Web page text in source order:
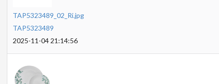
TAP5323489_02_Ri.jpg
TAP5323489
2025-11-04 21:14:56